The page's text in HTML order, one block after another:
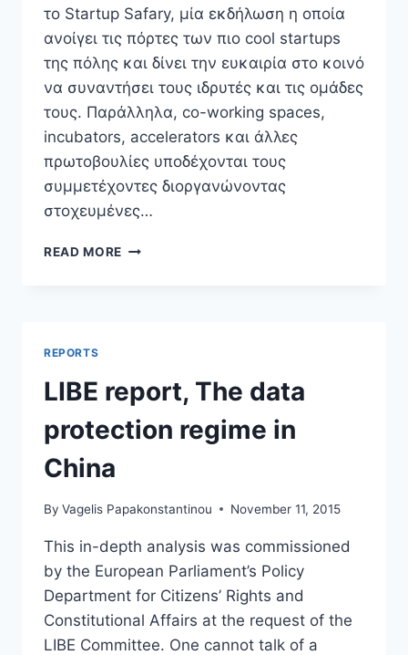
το Startup Safary, μία εκδήλωση η οποία
ανοίγει τις πόρτες των πιο cool startups
της πόλης και δίνει την ευκαιρία στο κοινό
να συναντήσει τους ιδρυτές και τις ομάδες
τους. Παράλληλα, co-working spaces,
incubators, accelerators και άλλες
πρωτοβουλίες υποδέχονται τους
συμμετέχοντες διοργανώνοντας
στοχευμένες…
READ MORE 4
ΣΥΧΝΌΤΕΡΑ
ΛΆΘΗ
ΠΟΥ
ΜΠΟΡΕΊ
STARTUP
REPORTS
LIBE report, The data
protection regime in
China
By Vagelis Papakonstantinou November 11, 2015
This in-depth analysis was commissioned
by the European Parliament’s Policy
Department for Citizens’ Rights and
Constitutional Affairs at the request of the
LIBE Committee. One cannot talk of a